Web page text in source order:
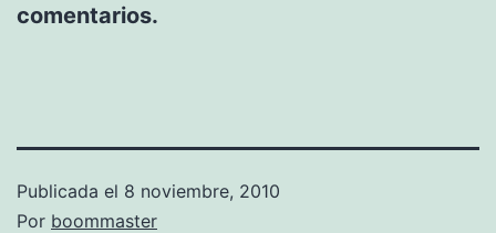
comentarios.
Publicada el 8 noviembre, 2010
Por boommaster